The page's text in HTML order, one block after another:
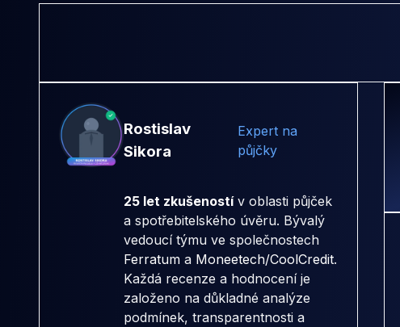
Rostislav
Sikora
Expert na
půjčky
25 let zkušenostív oblasti půjček
a spotřebitelského úvěru. Bývalý
vedoucí týmu ve společnostech
Ferratum a Moneetech/CoolCredit.
Každá recenze a hodnocení je
založeno na důkladné analýze
podmínek, transparentnosti a